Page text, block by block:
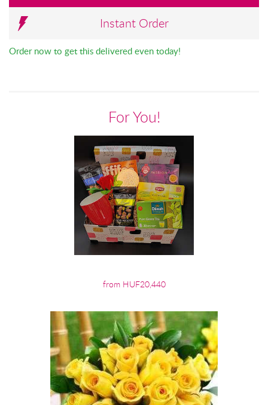
Instant Order
Order now to get this delivered even today!
For You!
from HUF20,440